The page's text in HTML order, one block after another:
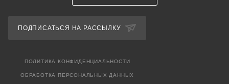
ПОДПИСАТЬСЯ НА РАССЫЛКУ
ПОЛИТИКА КОНФИДЕНЦИАЛЬНОСТИ
ОБРАБОТКА ПЕРСОНАЛЬНЫХ ДАННЫХ